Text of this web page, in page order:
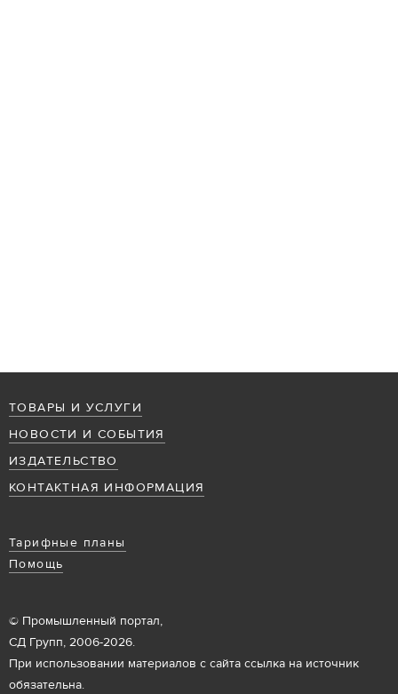
ТОВАРЫ И УСЛУГИ
НОВОСТИ И СОБЫТИЯ
ИЗДАТЕЛЬСТВО
КОНТАКТНАЯ ИНФОРМАЦИЯ
Тарифные планы
Помощь
© Промышленный портал,
СД Групп, 2006-2026.
При использовании материалов с сайта ссылка на источник
обязательна.